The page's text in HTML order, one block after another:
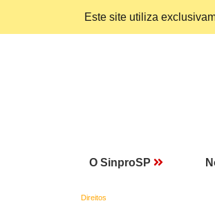
Este site utiliza
O SinproSP
Direitos